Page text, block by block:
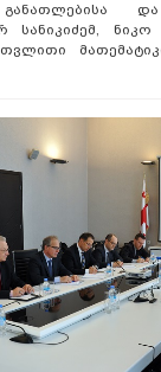
და
სანიკიძემ, ნიკო